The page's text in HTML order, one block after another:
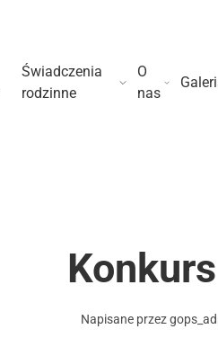
Świadczenia
rodzinne
O
nas
Napisane przez